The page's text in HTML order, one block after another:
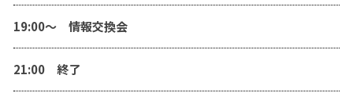
19:00〜 情報交換会
21:00 終了